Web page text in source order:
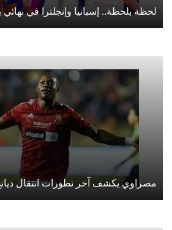
لحظة بلحظة.. إسبانيا وإنجلترا في نهائي يورو
مصراوي يكشف آخر تطورات انتقال